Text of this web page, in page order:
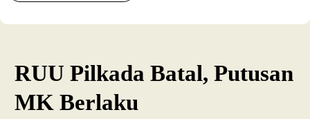
RUU Pilkada Batal, Putusan
MK Berlaku